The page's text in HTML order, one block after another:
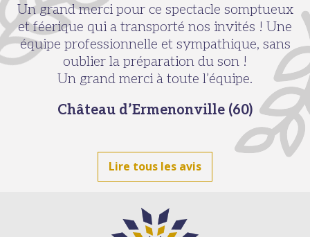
Un grand merci pour ce spectacle somptueux
et féerique qui a transporté nos invités ! Une
équipe professionnelle et sympathique, sans
oublier la préparation du son !
Un grand merci à toute l’équipe.
Château d’Ermenonville (60)
Lire tous les avis